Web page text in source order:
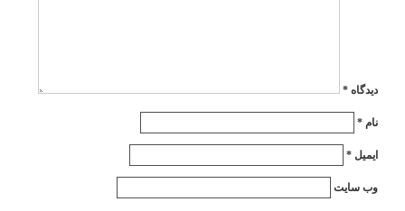
دیدگاه *
نام *
ایمیل *
وب‌ سایت